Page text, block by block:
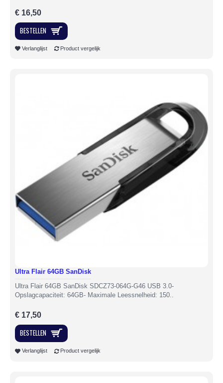
€ 16,50
BESTELLEN
Verlanglijst Product vergelijk
Ultra Flair 64GB SanDisk
Ultra Flair 64GB SanDisk SDCZ73-064G-G46 USB 3.0-
Opslagcapaciteit: 64GB- Maximale Leessnelheid: 150..
€ 17,50
BESTELLEN
Verlanglijst Product vergelijk